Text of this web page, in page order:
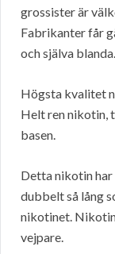
grossister är
Fabrikanter får
och själva blanda.
Högsta kvalitet
Helt ren nikotin,
basen.
Detta nikotin har
dubbelt så lång
nikotinet.
vejpare.